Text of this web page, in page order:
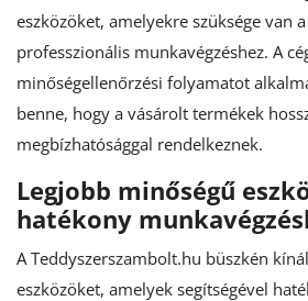
Kedvenceim
Kapcsolat
Bejelentkezés
Regisztráció
eszközöket, amelyekre szüksége van
professzionális munkavégzéshez. A
minőségellenőrzési folyamatot
benne, hogy a vásárolt termékek
megbízhatósággal rendelkeznek.
Legjobb minőségű
hatékony
ATeddyszerszambolt.hu büszkén
eszközöket, amelyek segítségével